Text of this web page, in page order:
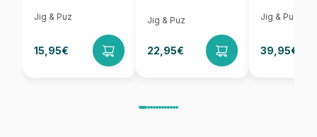
Jig & Puz
15,95€
Jig & Puz
22,95€
Jig & Puz
39,95€